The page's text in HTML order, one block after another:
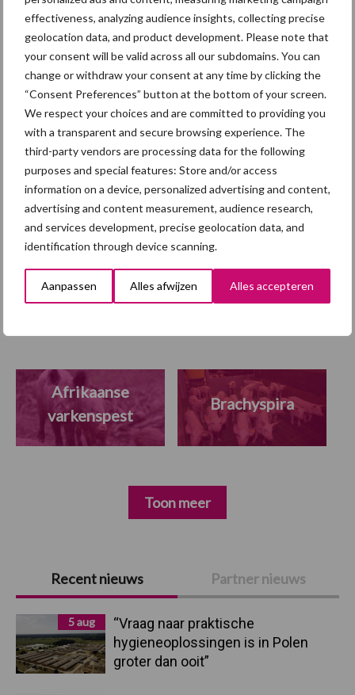
effectiveness, analyzing audience insights, collecting precise
geolocation data, and product development. Please note that
your consent will be valid across all our subdomains. You can
change or withdraw your consent at any time by clicking the
“Consent Preferences” button at the bottom of your screen.
We respect your choices and are committed to providing you
with a transparent and secure browsing experience. The
third-party vendors are processing data for the following
purposes and special features: Store and/or access
information on a device, personalized advertising and content,
advertising and content measurement, audience research,
and services development, precise geolocation data, and
identification through device scanning.
Aanpassen Alles afwijzen Alles accepteren
Primaire
Sidebar
Recent nieuws Partner nieuws
5 aug
“Vraag naar praktische
hygieneoplossingen is in Polen
groter dan ooit”
Eliminatieprotocol voor
Mycoplasma hyopneumonia
e
AVP in Finland onderstreept
dat alertheid belangrijk is,
zeker nu
Diergezondheid Fokkerij Huisvesting
Afrikaanse
varkenspest
Brachyspira
Toon meer